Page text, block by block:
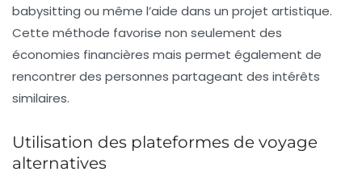
babysitting ou même l’aide dans un projet artistique.
Cette méthode favorise non seulement des
économies financières mais permet également de
rencontrer des personnes partageant des intérêts
similaires.
Utilisation des plateformes de voyage
alternatives